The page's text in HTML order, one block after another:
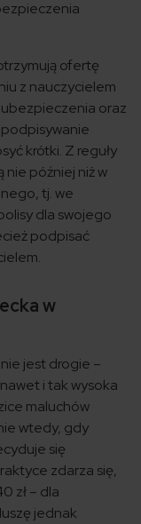
ofertę
z nauczycielem
oraz
krótki. Z reguły
później niż w
tj. we
dla swojego
podpisać
w
jest drogie –
i tak wysoka
maluchów
wtedy, gdy
się
zdarza się,
zł – dla
jednak